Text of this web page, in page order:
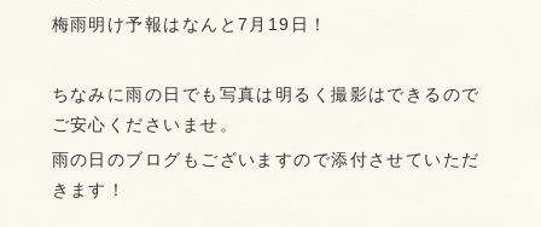
梅雨明け予報はなんと7月19日！
ちなみに雨の日でも写真は明るく撮影はできるので
ご安心くださいませ。
雨の日のブログもございますので添付させていただ
きます！